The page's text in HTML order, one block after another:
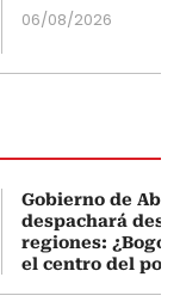
06/08/2026
Gobierno de
despachará
regiones:
el centro del